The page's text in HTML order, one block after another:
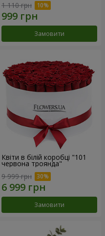
1 110 грн
Замовити
Квіти в білій коробці "101
червона троянда"
9 999 грн
Замовити